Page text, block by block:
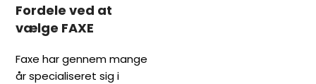
Fordele ved at
vælge FAXE
Faxe har gennem mange
år specialiseret sig i